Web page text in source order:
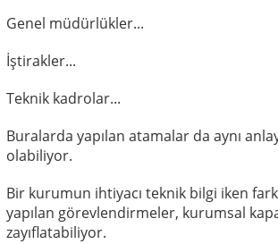
Genel müdürlükler...
İştirakler...
Teknik kadrolar...
Buralarda yapılan atamalar da aynı
olabiliyor.
Bir kurumun ihtiyacı teknik bilgi iken
yapılan görevlendirmeler, kurumsal
zayıflatabiliyor.